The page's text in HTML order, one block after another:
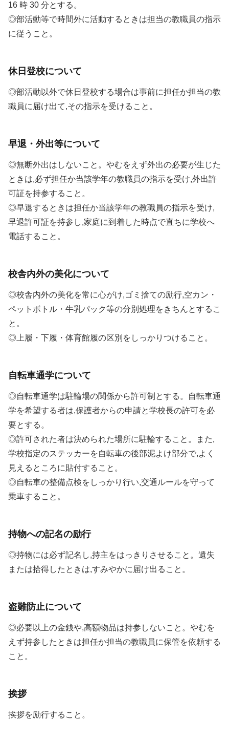
16 時 30 分とする。
◎部活動等で時間外に活動するときは担当の教職員の指示
に従うこと。
休日登校について
◎部活動以外で休日登校する場合は事前に担任か担当の教
職員に届け出て,その指示を受けること。
早退・外出等について
◎無断外出はしないこと。やむをえず外出の必要が生じた
ときは,必ず担任か当該学年の教職員の指示を受け,外出許
可証を持参すること。
◎早退するときは担任か当該学年の教職員の指示を受け,
早退許可証を持参し,家庭に到着した時点で直ちに学校へ
電話すること。
校舎内外の美化について
◎校舎内外の美化を常に心がけ,ゴミ捨ての励行,空カン・
ペットボトル・牛乳パック等の分別処理をきちんとするこ
と。
◎上履・下履・体育館履の区別をしっかりつけること。
自転車通学について
◎自転車通学は駐輪場の関係から許可制とする。自転車通
学を希望する者は,保護者からの申請と学校長の許可を必
要とする。
◎許可された者は決められた場所に駐輪すること。また,
学校指定のステッカーを自転車の後部泥よけ部分で,よく
見えるところに貼付すること。
◎自転車の整備点検をしっかり行い,交通ルールを守って
乗車すること。
持物への記名の励行
◎持物には必ず記名し,持主をはっきりさせること。遺失
または拾得したときは,すみやかに届け出ること。
盗難防止について
◎必要以上の金銭や,高額物品は持参しないこと。やむを
えず持参したときは担任か担当の教職員に保管を依頼する
こと。
挨拶
挨拶を励行すること。